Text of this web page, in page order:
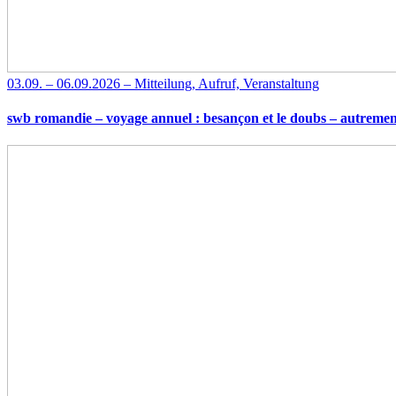
03.09. – 06.09.2026 – Mitteilung, Aufruf, Veranstaltung
swb romandie – voyage annuel : besançon et le doubs –